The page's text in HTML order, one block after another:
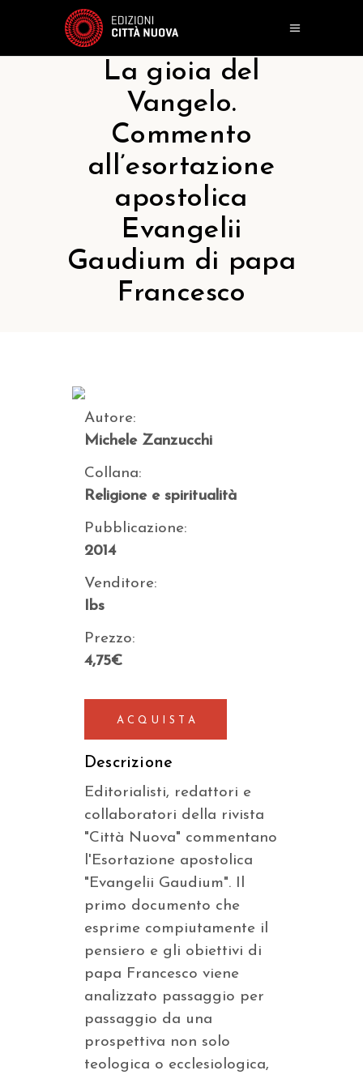
La gioia del
Vangelo.
Commento
all’esortazione
apostolica
Evangelii
Gaudium di papa
Francesco
Autore:
Michele Zanzucchi
Collana:
Religione e spiritualità
Pubblicazione:
2014
Venditore:
Ibs
Prezzo:
4,75€
ACQUISTA
Descrizione
Editorialisti, redattori e
collaboratori della rivista
"Città Nuova" commentano
l'Esortazione apostolica
"Evangelii Gaudium". Il
primo documento che
esprime compiutamente il
pensiero e gli obiettivi di
papa Francesco viene
analizzato passaggio per
passaggio da una
prospettiva non solo
teologica o ecclesiologica,